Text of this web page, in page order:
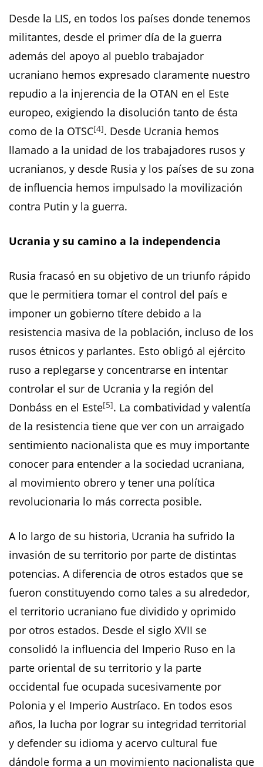
Desde la LIS, en todos los países donde tenemos
militantes, desde el primer día de la guerra
además del apoyo al pueblo trabajador
ucraniano hemos expresado claramente nuestro
repudio a la injerencia de la OTAN en el Este
europeo, exigiendo la disolución tanto de ésta
como de la OTSC[4]. Desde Ucrania hemos
llamado a la unidad de los trabajadores rusos y
ucranianos, y desde Rusia y los países de su zona
de influencia hemos impulsado la movilización
contra Putin y la guerra.
Ucrania y su camino a la independencia
Rusia fracasó en su objetivo de un triunfo rápido
que le permitiera tomar el control del país e
imponer un gobierno títere debido a la
resistencia masiva de la población, incluso de los
rusos étnicos y parlantes. Esto obligó al ejército
ruso a replegarse y concentrarse en intentar
controlar el sur de Ucrania y la región del
Donbáss en el Este[5]. La combatividad y valentía
de la resistencia tiene que ver con un arraigado
sentimiento nacionalista que es muy importante
conocer para entender a la sociedad ucraniana,
al movimiento obrero y tener una política
revolucionaria lo más correcta posible.
A lo largo de su historia, Ucrania ha sufrido la
invasión de su territorio por parte de distintas
potencias. A diferencia de otros estados que se
fueron constituyendo como tales a su alrededor,
el territorio ucraniano fue dividido y oprimido
por otros estados. Desde el siglo XVII se
consolidó la influencia del Imperio Ruso en la
parte oriental de su territorio y la parte
occidental fue ocupada sucesivamente por
Polonia y el Imperio Austríaco. En todos esos
años, la lucha por lograr su integridad territorial
y defender su idioma y acervo cultural fue
dándole forma a un movimiento nacionalista que